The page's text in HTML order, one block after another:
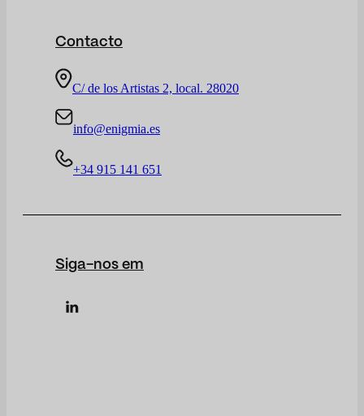
Contacto
C/ de los Artistas 2, local. 28020
info@enigmia.es
+34 915 141 651
Siga-nos em